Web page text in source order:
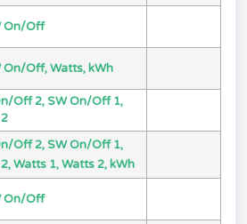
On/Off
Off, Watts, kWh
Off 2, SW On/Off 1,
Off 2, SW On/Off 1,
Watts 1, Watts 2, kWh
On/Off